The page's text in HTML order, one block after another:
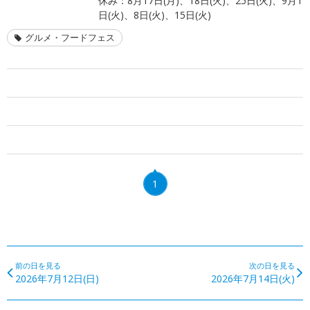
日(火)、8日(火)、15日(火)
グルメ・フードフェス
1
前の日を見る
2026年7月12日(日)
次の日を見る
2026年7月14日(火)